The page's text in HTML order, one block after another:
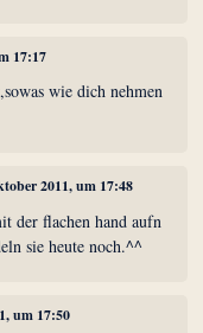
17:17
wie dich nehmen
2011, um 17:48
der flachen hand aufn
sie heute noch.^^
um 17:50